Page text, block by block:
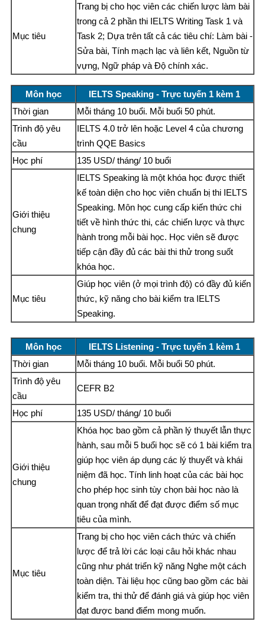
Mục tiêu
Trang bị cho học viên các chiến lược làm bài
trong cả 2 phần thi IELTS Writing Task 1 và
Task 2; Dựa trên tất cả các tiêu chí: Làm bài -
Sửa bài, Tính mạch lạc và liên kết, Nguồn từ
vựng, Ngữ pháp và Độ chính xác.
Môn học
IELTS Speaking - Trực tuyến 1 kèm 1
Thời gian
Mỗi tháng 10 buổi. Mỗi buổi 50 phút.
Trình độ yêu
cầu
IELTS 4.0 trở lên hoặc Level 4 của chương
trình QQE Basics
Học phí
135 USD/ tháng/ 10 buổi
Giới thiệu
chung
IELTS Speaking là một khóa học được thiết
kế toàn diện cho học viên chuẩn bị thi IELTS
Speaking. Môn học cung cấp kiến thức chi
tiết về hình thức thi, các chiến lược và thực
hành trong mỗi bài học. Học viên sẽ được
tiếp cận đầy đủ các bài thi thử trong suốt
khóa học.
Mục tiêu
Giúp học viên (ở mọi trình độ) có đầy đủ kiến
thức, kỹ năng cho bài kiểm tra IELTS
Speaking.
Môn học
IELTS Listening - Trực tuyến 1 kèm 1
Thời gian
Mỗi tháng 10 buổi. Mỗi buổi 50 phút.
Trình độ yêu
cầu
CEFR B2
Học phí 135 USD/ tháng/ 10 buổi
Giới thiệu
chung
Khóa học bao gồm cả phần lý thuyết lẫn thực
hành, sau mỗi 5 buổi học sẽ có 1 bài kiểm tra
giúp học viên áp dụng các lý thuyết và khái
niệm đã học. Tính linh hoạt của các bài học
cho phép học sinh tùy chọn bài học nào là
quan trọng nhất để đạt được điểm số mục
tiêu của mình.
Mục tiêu
Trang bị cho học viên cách thức và chiến
lược để trả lời các loại câu hỏi khác nhau
cũng như phát triển kỹ năng Nghe một cách
toàn diện. Tài liệu học cũng bao gồm các bài
kiểm tra, thi thử để đánh giá và giúp học viên
đạt được band điểm mong muốn.